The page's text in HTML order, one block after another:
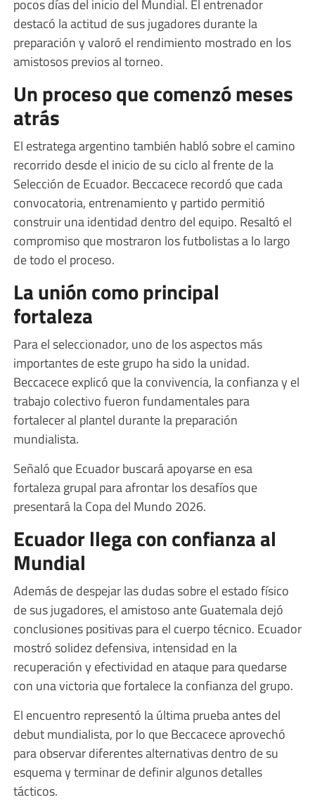
destacó la actitud de sus jugadores durante la
preparación y valoró el rendimiento mostrado en los
amistosos previos al torneo.
Un proceso que comenzó meses
atrás
El estratega argentino también habló sobre el camino
recorrido desde el inicio de su ciclo al frente de la
Selección de Ecuador. Beccacece recordó que cada
convocatoria, entrenamiento y partido permitió
construir una identidad dentro del equipo. Resaltó el
compromiso que mostraron los futbolistas a lo largo
de todo el proceso.
La unión como principal
fortaleza
Para el seleccionador, uno de los aspectos más
importantes de este grupo ha sido la unidad.
Beccacece explicó que la convivencia, la confianza y el
trabajo colectivo fueron fundamentales para
fortalecer al plantel durante la preparación
mundialista.
Señaló que Ecuador buscará apoyarse en esa
fortaleza grupal para afrontar los desafíos que
presentará la Copa del Mundo 2026.
Ecuador llega con confianza al
Mundial
Además de despejar las dudas sobre el estado físico
de sus jugadores, el amistoso ante Guatemala dejó
conclusiones positivas para el cuerpo técnico. Ecuador
mostró solidez defensiva, intensidad en la
recuperación y efectividad en ataque para quedarse
con una victoria que fortalece la confianza del grupo.
El encuentro representó la última prueba antes del
debut mundialista, por lo que Beccacece aprovechó
para observar diferentes alternativas dentro de su
esquema y terminar de definir algunos detalles
tácticos.